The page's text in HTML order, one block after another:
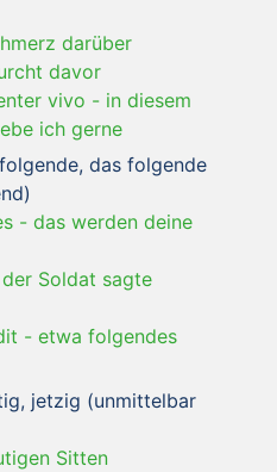
darüber
davor
vivo - in diesem
ich gerne
das folgende
- das werden deine
der Soldat sagte
- etwa folgendes
jetzig (unmittelbar
Sitten